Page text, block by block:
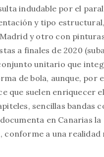
indudable por el
y tipo
y otro con
a finales de 2020
unitario que
de bola, aunque, por
que suelen enriquecer
sencillas bandas
en Canarias la
conforme a una